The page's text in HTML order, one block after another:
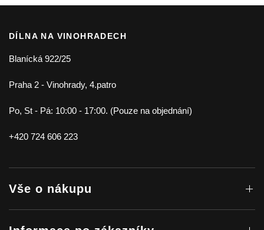
DÍLNA NA VINOHRADECH
Blanícká 922/25
Praha 2 - Vinohrady, 4.patro
Po, St - Pá: 10:00 - 17:00. (Pouze na objednání)
+420 724 606 223
Vše o nákupu